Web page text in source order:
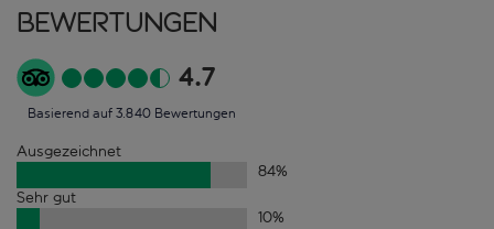
Bewertungen
4.7
Basierend auf 3.840 Bewertungen
Ausgezeichnet
84%
Sehr gut
10%